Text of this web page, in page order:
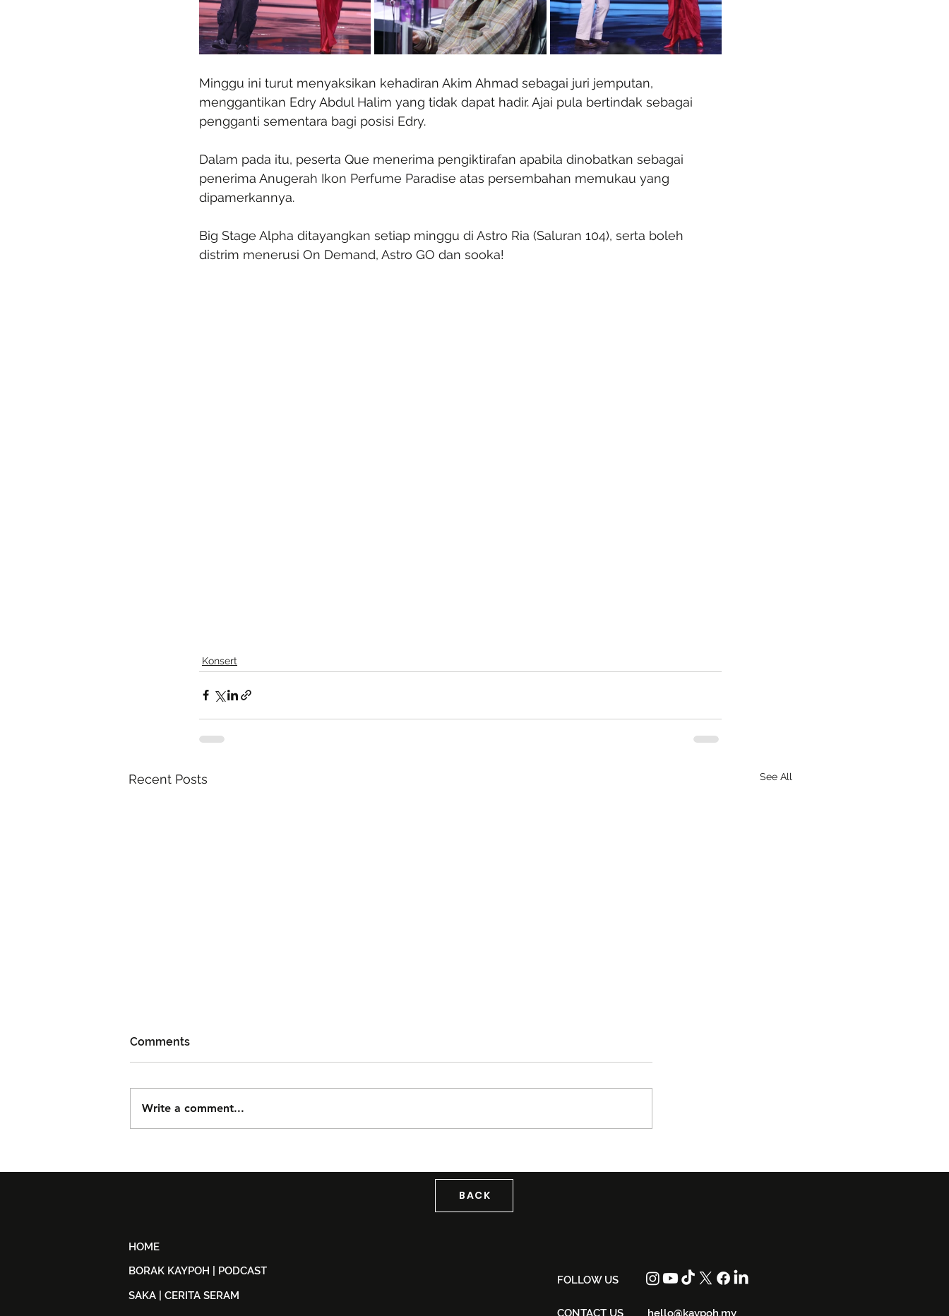
Minggu ini turut menyaksikan kehadiran Akim Ahmad sebagai juri jemputan,
menggantikan Edry Abdul Halim yang tidak dapat hadir. Ajai pula bertindak sebagai
pengganti sementara bagi posisi Edry.
Dalam pada itu, peserta Que menerima pengiktirafan apabila dinobatkan sebagai
penerima Anugerah Ikon Perfume Paradise atas persembahan memukau yang
dipamerkannya.
Big Stage Alpha ditayangkan setiap minggu di Astro Ria (Saluran 104), serta boleh
distrim menerusi On Demand, Astro GO dan sooka!
Konsert
Recent Posts See All
Suwito Pada 8 November
Comments
Write a comment...
BACK
HOME
BORAK KAYPOH | PODCAST
FOLLOW US
SAKA | CERITA SERAM
CONTACT US hello@kaypoh.my